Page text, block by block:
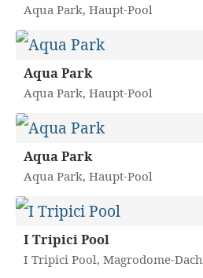
Aqua Park, Haupt-Pool
Aqua Park
Aqua Park, Haupt-Pool
Aqua Park
Aqua Park, Haupt-Pool
I Tripici Pool
I Tripici Pool, Magrodome-Dach